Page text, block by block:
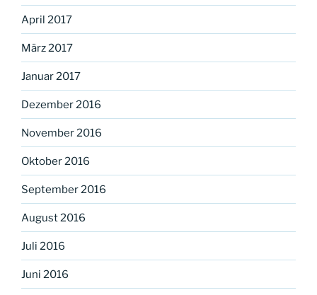
April 2017
März 2017
Januar 2017
Dezember 2016
November 2016
Oktober 2016
September 2016
August 2016
Juli 2016
Juni 2016